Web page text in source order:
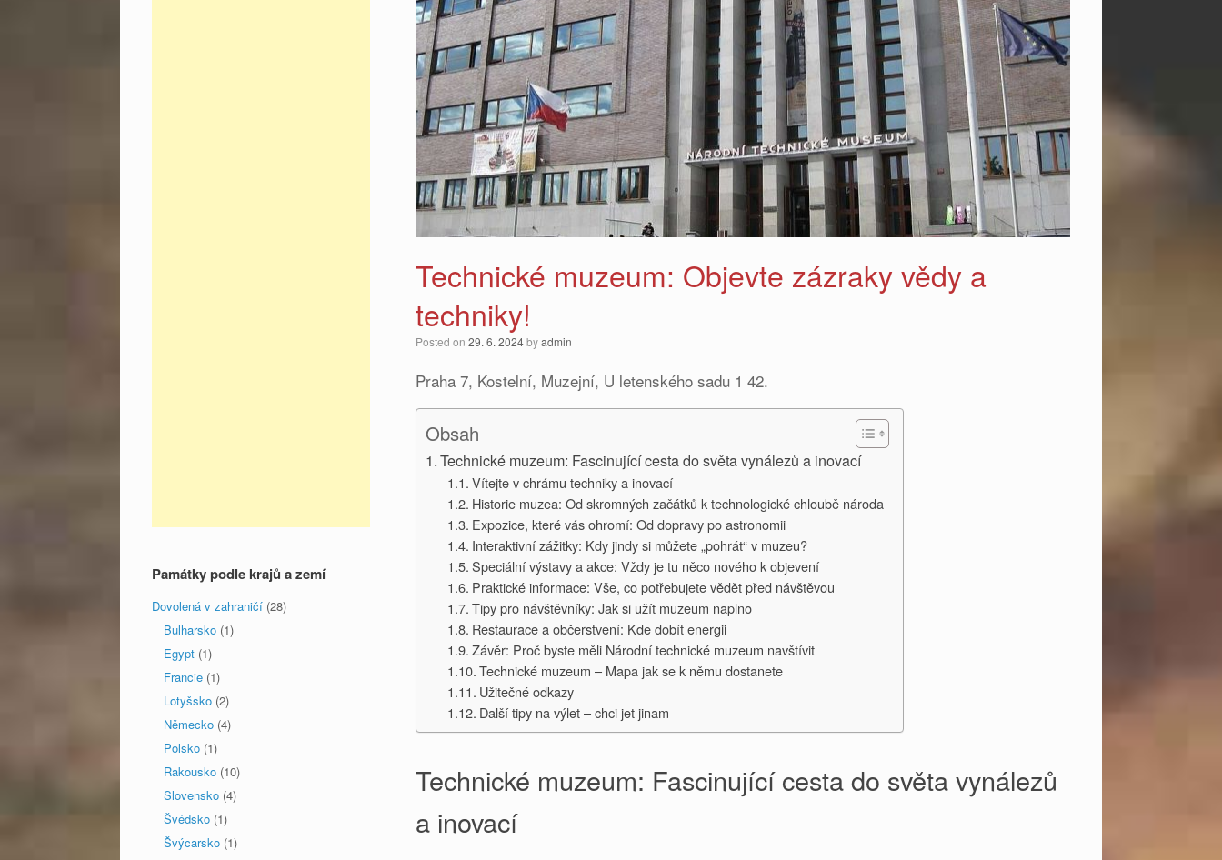
Technické muzeum: Objevte zázraky vědy a
techniky!
Posted on29. 6. 2024byadmin
Praha 7, Kostelní, Muzejní, U letenského sadu 1 42.
Obsah
Technické muzeum: Fascinující cesta do světa vynálezů a inovací
Vítejte v chrámu techniky a inovací
Historie muzea: Od skromných začátků k technologické chloubě národa
Expozice, které vás ohromí: Od dopravy po astronomii
Interaktivní zážitky: Kdy jindy si můžete „pohrát“ v muzeu?
Speciální výstavy a akce: Vždy je tu něco nového k objevení
Praktické informace: Vše, co potřebujete vědět před návštěvou
Tipy pro návštěvníky: Jak si užít muzeum naplno
Restaurace a občerstvení: Kde dobít energii
Závěr: Proč byste měli Národní technické muzeum navštívit
Technické muzeum – Mapa jak se k němu dostanete
Užitečné odkazy
Další tipy na výlet – chci jet jinam
Technické muzeum: Fascinující cesta do světa vynálezů
a inovací
Památky podle krajů a zemí
Dovolená v zahraničí (28)
Bulharsko (1)
Egypt (1)
Francie (1)
Lotyšsko (2)
Německo (4)
Polsko (1)
Rakousko (10)
Slovensko (4)
Švédsko (1)
Švýcarsko (1)